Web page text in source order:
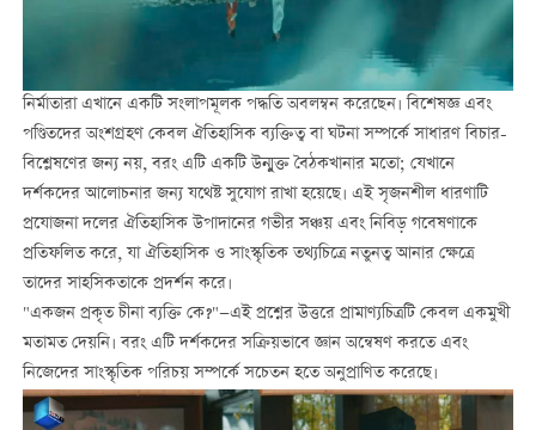
নির্মাতারা এখানে একটি সংলাপমূলক পদ্ধতি অবলম্বন করেছেন। বিশেষজ্ঞ এবং
পণ্ডিতদের অংশগ্রহণ কেবল ঐতিহাসিক ব্যক্তিত্ব বা ঘটনা সম্পর্কে সাধারণ বিচার-
বিশ্লেষণের জন্য নয়, বরং এটি একটি উন্মুক্ত বৈঠকখানার মতো; যেখানে
দর্শকদের আলোচনার জন্য যথেষ্ট সুযোগ রাখা হয়েছে। এই সৃজনশীল ধারণাটি
প্রযোজনা দলের ঐতিহাসিক উপাদানের গভীর সঞ্চয় এবং নিবিড় গবেষণাকে
প্রতিফলিত করে, যা ঐতিহাসিক ও সাংস্কৃতিক তথ্যচিত্রে নতুনত্ব আনার ক্ষেত্রে
তাদের সাহসিকতাকে প্রদর্শন করে।
"একজন প্রকৃত চীনা ব্যক্তি কে?"—এই প্রশ্নের উত্তরে প্রামাণ্যচিত্রটি কেবল একমুখী
মতামত দেয়নি। বরং এটি দর্শকদের সক্রিয়ভাবে জ্ঞান অন্বেষণ করতে এবং
নিজেদের সাংস্কৃতিক পরিচয় সম্পর্কে সচেতন হতে অনুপ্রাণিত করেছে।